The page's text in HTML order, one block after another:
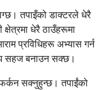
तपाइँको डाक्टरले धेरै
क्षेत्रमा धेरै ठाउँहरूमा
प्रविधिहरू अभ्यास गर्न
सहज बनाउन सक्छ।
फर्कन सक्नुहुन्छ। तपाईंको